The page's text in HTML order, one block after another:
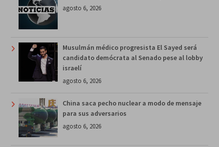
agosto 6, 2026
Musulmán médico progresista El Sayed será
candidato demócrata al Senado pese al lobby
israelí
agosto 6, 2026
China saca pecho nuclear a modo de mensaje
para sus adversarios
agosto 6, 2026